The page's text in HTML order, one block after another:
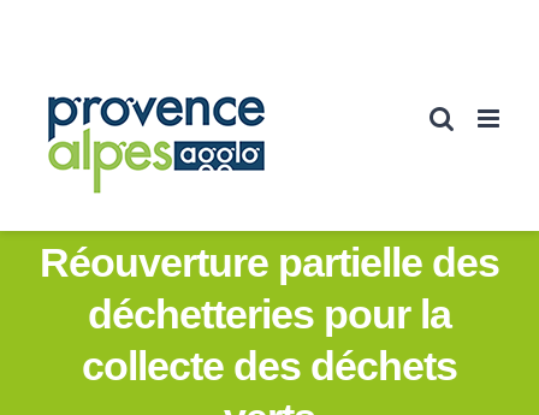
Réouverture partielle des
déchetteries pour la
collecte des déchets